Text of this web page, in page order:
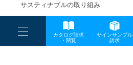
----
----
-
カタログ請求
・閲覧
サインサンプル
請求
サスティナブルの取り組み
一般事業主行動計画